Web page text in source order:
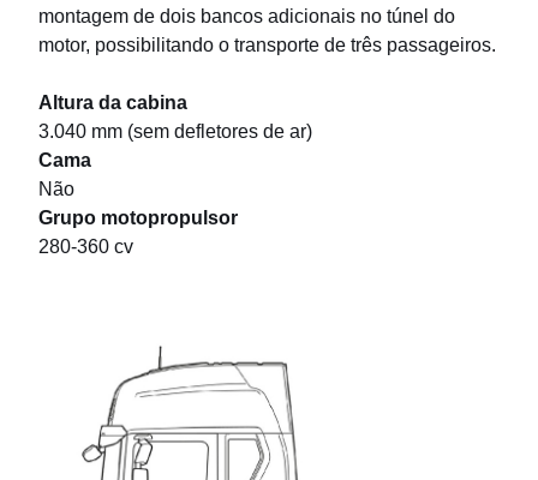
montagem de dois bancos adicionais no túnel do
motor, possibilitando o transporte de três passageiros.
Altura da cabina
3.040 mm (sem defletores de ar)
Cama
Não
Grupo motopropulsor
280-360 cv